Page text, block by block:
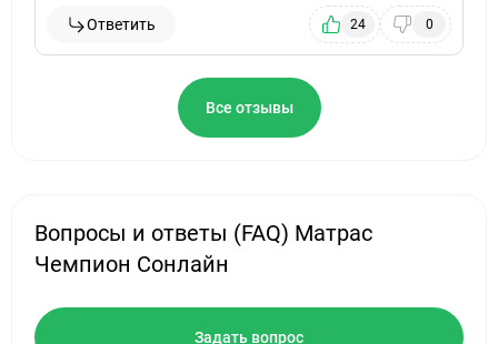
Ответить 24 0
Все отзывы
Вопросы и ответы (FAQ) Матрас
Чемпион Сонлайн
Задать вопрос